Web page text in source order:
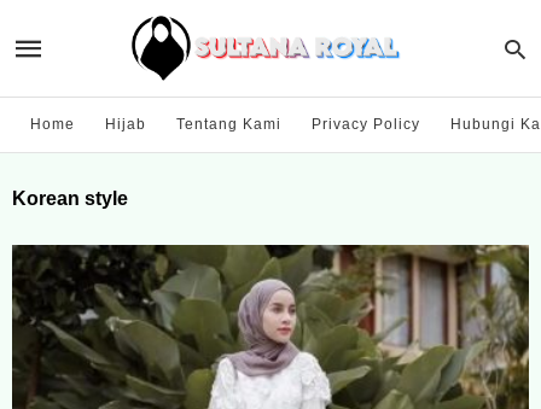
Home Hijab Tentang Kami Privacy Policy Hubungi
Korean style